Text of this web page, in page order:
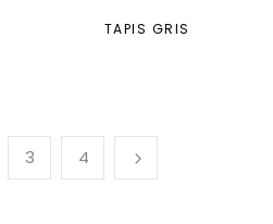
TAPIS GRIS
3 4